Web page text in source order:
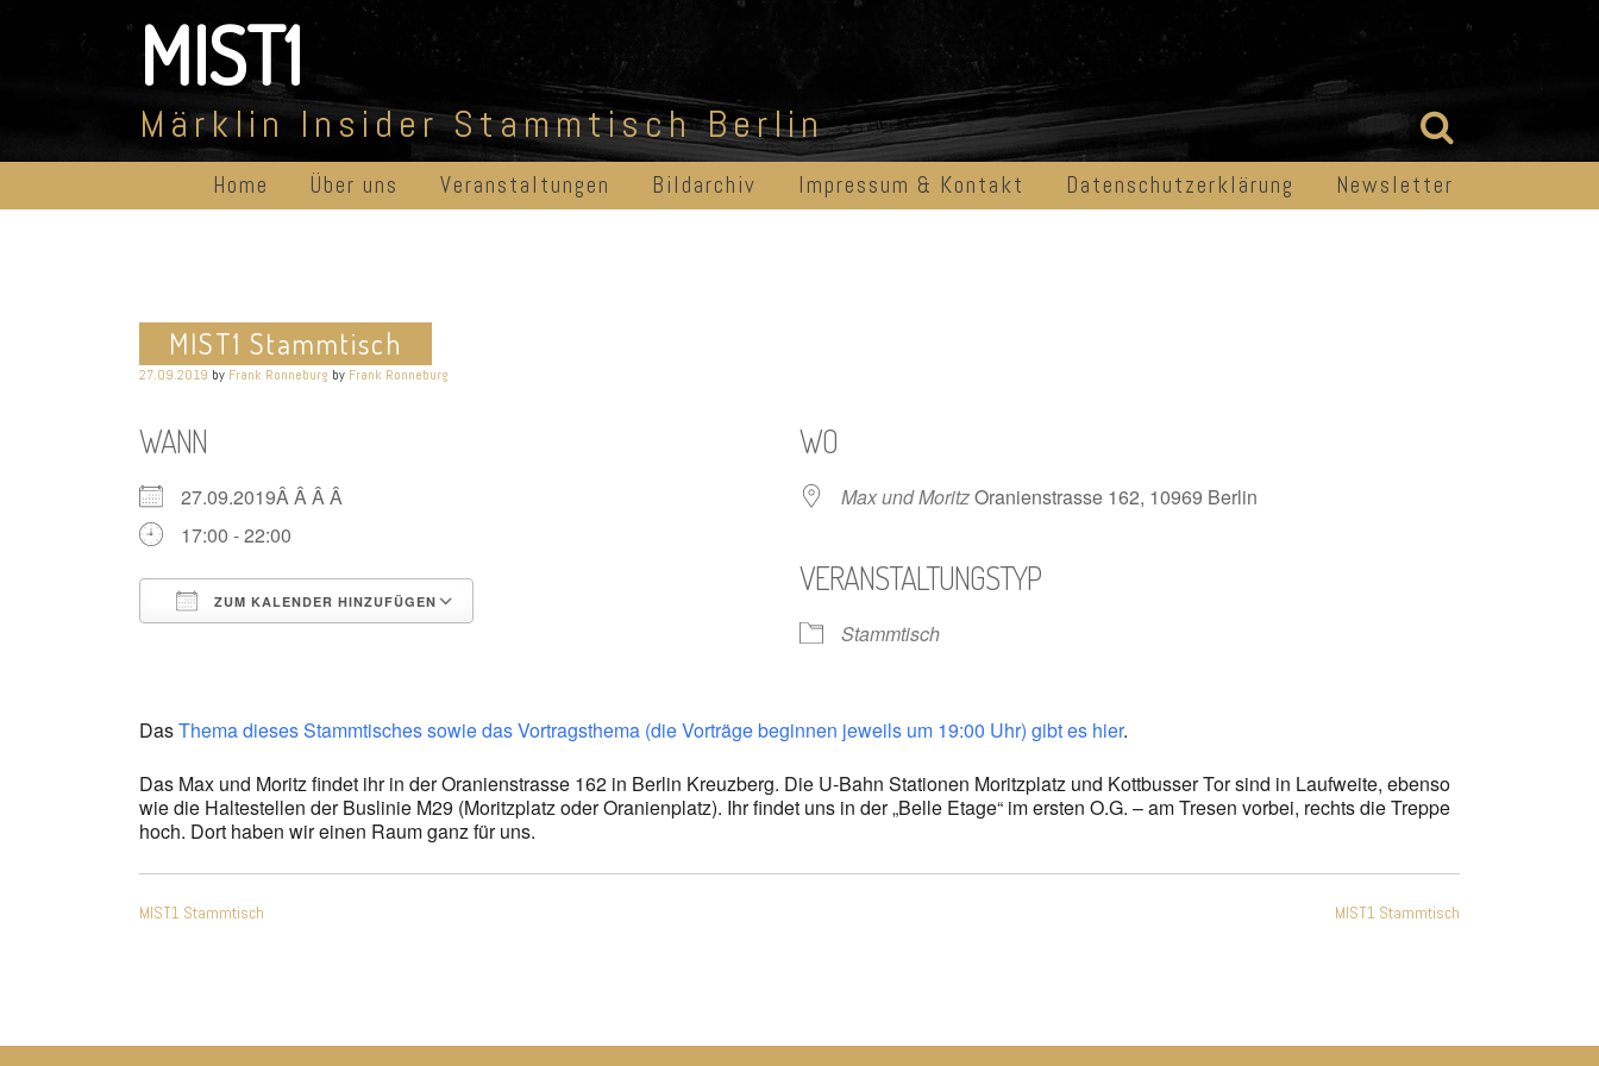
MIST1
Märklin Insider Stammtisch Berlin
Home Über uns Veranstaltungen Bildarchiv Impressum & Kontakt Datenschutzerklärung Newsletter
MIST1 Stammtisch
27.09.2019 by Frank Ronneburg by Frank Ronneburg
WANN
27.09.2019Â Â Â Â
17:00 - 22:00
ZUM KALENDER HINZUFÜGEN
iCalendar
WO
Max und MoritzOranienstrasse 162, 10969 Berlin
VERANSTALTUNGSTYP
Stammtisch
DasThema dieses Stammtisches sowie das Vortragsthema (die Vorträge beginnen jeweils um 19:00 Uhr) gibt es hier.
Das Max und Moritz findet ihr in der Oranienstrasse 162 in Berlin Kreuzberg. Die U-Bahn Stationen Moritzplatz und Kottbusser Tor sind in Laufweite, ebenso
wie die Haltestellen der Buslinie M29 (Moritzplatz oder Oranienplatz). Ihr findet uns in der „Belle Etage“ im ersten O.G. – am Tresen vorbei, rechts die Treppe
hoch. Dort haben wir einen Raum ganz für uns.
MIST1 Stammtisch MIST1 Stammtisch